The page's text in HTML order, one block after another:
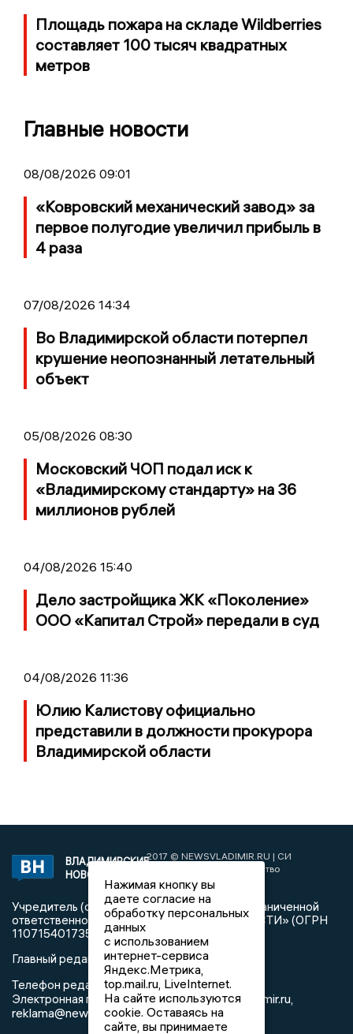
Площадь пожара на складе Wildberries
составляет 100 тысяч квадратных
метров
Главные новости
08/08/2026 09:01
«Ковровский механический завод» за
первое полугодие увеличил прибыль в
4 раза
07/08/2026 14:34
Во Владимирской области потерпел
крушение неопознанный летательный
объект
05/08/2026 08:30
Московский ЧОП подал иск к
«Владимирскому стандарту» на 36
миллионов рублей
04/08/2026 15:40
Дело застройщика ЖК «Поколение»
ООО «Капитал Строй» передали в суд
04/08/2026 11:36
Юлию Калистову официально
представили в должности прокурора
Владимирской области
ВЛАДИМИРСКИЕ
НОВОСТИ
2017 © NEWSVLADIMIR.RU | СИ
«Информационное агентство
Владимирские новости»
Учредитель (соучредители): Общество с ограниченной
ответственностью «РЕГИОНАЛЬНЫЕ НОВОСТИ» (ОГРН
1107154017354)
Главный редактор: Мазов С. А.
Телефон редакции:8 (4922) 666916
Электронная почта редакции:info@newsvladimir.ru
reklama@newsvladimir.ru
Нажимая кнопку вы
даете согласие на
обработку персональных
данных
с использованием
интернет-сервиса
Яндекс.Метрика,
top.mail.ru, LiveInternet.
На сайте используются
cookie. Оставаясь на
сайте, вы принимаете